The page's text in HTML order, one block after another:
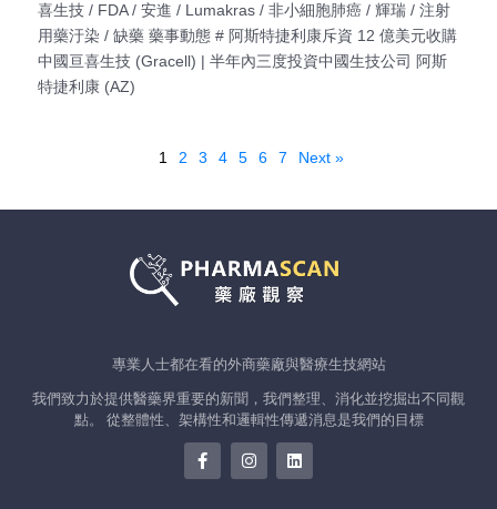
喜生技 / FDA / 安進 / Lumakras / 非小細胞肺癌 / 輝瑞 / 注射
用藥汙染 / 缺藥 藥事動態 # 阿斯特捷利康斥資 12 億美元收購
中國亘喜生技 (Gracell) | 半年內三度投資中國生技公司 阿斯
特捷利康 (AZ)
1 2 3 4 5 6 7 Next »
專業人士都在看的外商藥廠與醫療生技網站
我們致力於提供醫藥界重要的新聞，我們整理、消化並挖掘出不同觀
點。 從整體性、架構性和邏輯性傳遞消息是我們的目標